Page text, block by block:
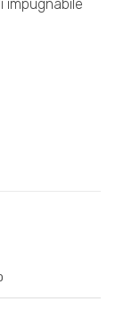
impugnabile